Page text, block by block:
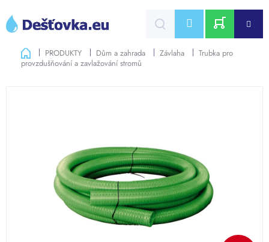
obsah
CZK
NÁKUPNÍ
DomůPRODUKTY Dům a zahrada Závlaha
Trubka pro
provzdušňování a zavlažování stromů